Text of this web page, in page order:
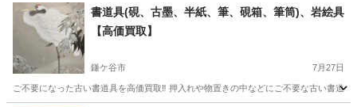
千葉 南房総市 千歳駅 不用品買取 無料
書道具(硯、古墨、半紙、筆、硯箱、筆筒)、岩絵具
【高価買取】
鎌ケ谷市 7月27日
ご不要になった古い書道具を高価買取‼️ 押入れや物置きの中などにご不要な古い書道